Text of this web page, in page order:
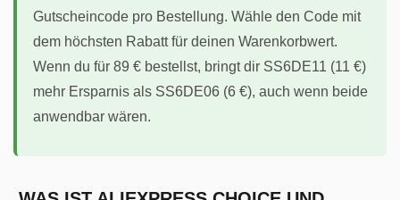
Gutscheincode pro Bestellung. Wähle den Code mit
dem höchsten Rabatt für deinen Warenkorbwert.
Wenn du für 89 € bestellst, bringt dir SS6DE11 (11 €)
mehr Ersparnis als SS6DE06 (6 €), auch wenn beide
anwendbar wären.